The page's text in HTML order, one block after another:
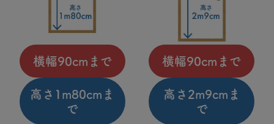
横幅90cmまで
高さ1m80cmま
で
横幅90cmまで
高さ2m9cmま
で